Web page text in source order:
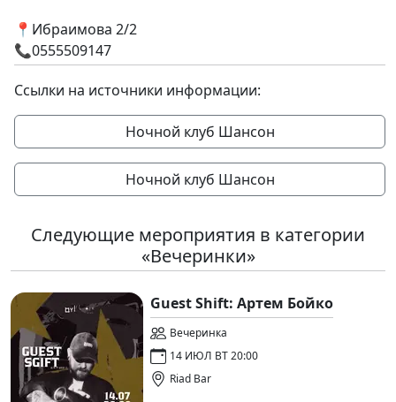
📍Ибраимова 2/2
📞0555509147
Ссылки на источники информации:
Ночной клуб Шансон
Ночной клуб Шансон
Следующие мероприятия в категории
«Вечеринки»
Guest Shift: Артем Бойко
Вечеринка
14 ИЮЛ ВТ 20:00
Riad Bar